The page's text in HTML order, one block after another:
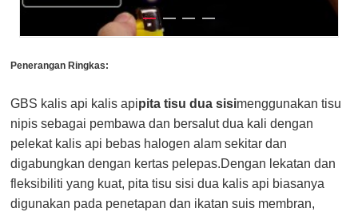
Penerangan Ringkas:
GBS kalis api kalis apipita tisu dua sisimenggunakan tisu
nipis sebagai pembawa dan bersalut dua kali dengan
pelekat kalis api bebas halogen alam sekitar dan
digabungkan dengan kertas pelepas.Dengan lekatan dan
fleksibiliti yang kuat, pita tisu sisi dua kalis api biasanya
digunakan pada penetapan dan ikatan suis membran,